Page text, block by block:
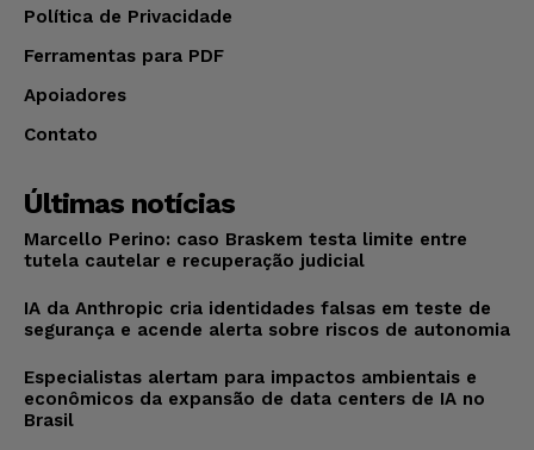
Política de Privacidade
Ferramentas para PDF
Apoiadores
Contato
Últimas notícias
Marcello Perino: caso Braskem testa limite entre
tutela cautelar e recuperação judicial
IA da Anthropic cria identidades falsas em teste de
segurança e acende alerta sobre riscos de autonomia
Especialistas alertam para impactos ambientais e
econômicos da expansão de data centers de IA no
Brasil